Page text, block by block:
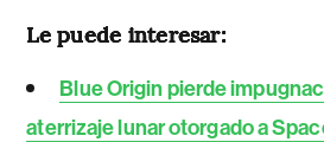
Le puede interesar:
Blue Origin pierde
aterrizaje lunar otorgado a